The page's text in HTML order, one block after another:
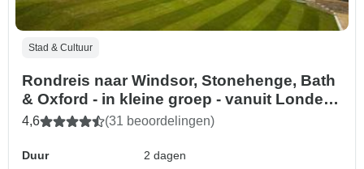
Stad & Cultuur
Rondreis naar Windsor, Stonehenge, Bath
& Oxford - in kleine groep - vanuit Londen -
2 dagen
4,6 (31 beoordelingen)
Duur
2 dagen